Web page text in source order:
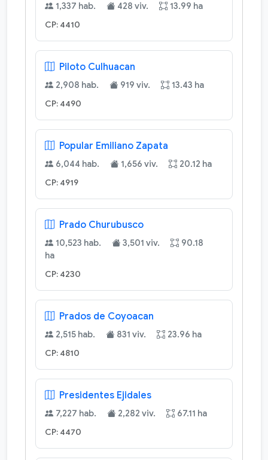
1,337 hab. 428 viv. 13.99 ha
CP: 4410
Piloto Culhuacan
2,908 hab. 919 viv. 13.43 ha
CP: 4490
Popular Emiliano Zapata
6,044 hab. 1,656 viv. 20.12 ha
CP: 4919
Prado Churubusco
10,523 hab. 3,501 viv.
90.18
ha
CP: 4230
Prados de Coyoacan
2,515 hab. 831 viv. 23.96 ha
CP: 4810
Presidentes Ejidales
7,227 hab. 2,282 viv. 67.11 ha
CP: 4470